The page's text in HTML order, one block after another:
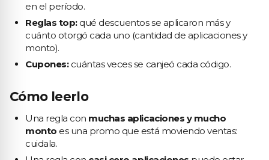
en el período.
Reglas top:qué descuentos se aplicaron más y
cuánto otorgó cada uno (cantidad de aplicaciones y
monto).
Cupones:cuántas veces se canjeó cada código.
Cómo leerlo
Una regla con muchas aplicaciones y mucho
monto es una promo que está moviendo ventas:
cuidala.